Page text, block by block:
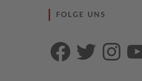
FOLGE UNS
FacebookTwitter Instagram